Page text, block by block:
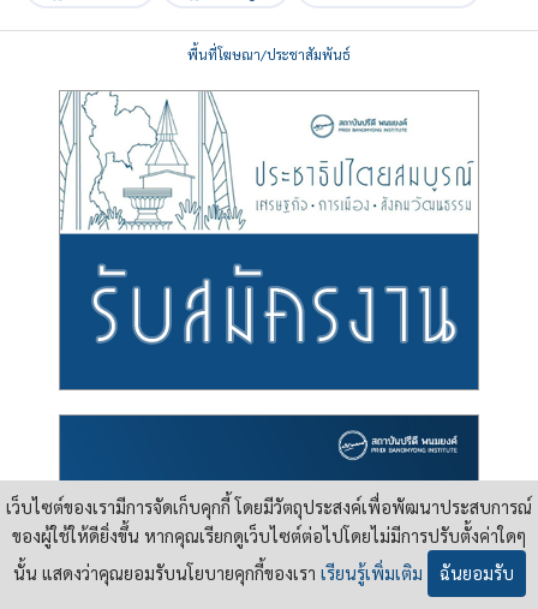
พื้นที่โฆษณา/ประชาสัมพันธ์
เว็บไซต์ของเรามีการจัดเก็บคุกกี้ โดยมีวัตถุประสงค์เพื่อพัฒนาประสบการณ์
ของผู้ใช้ให้ดียิ่งขึ้น หากคุณเรียกดูเว็บไซต์ต่อไปโดยไม่มีการปรับตั้งค่าใดๆ
นั้น แสดงว่าคุณยอมรับนโยบายคุกกี้ของเรา เรียนรู้เพิ่มเติม ฉันยอมรับ